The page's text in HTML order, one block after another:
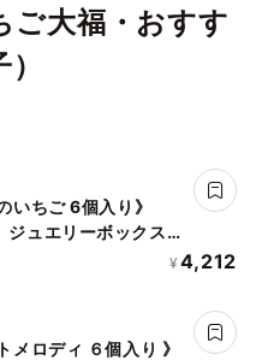
ご大福・おすす
いちご 6個入り》
ジュエリーボックス
》 DAIFUKU ありがと
¥ 4,212
メロディ ６個入り 》